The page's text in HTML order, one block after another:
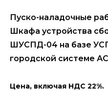
Пуско-наладочные
Шкафа устройства
ШУСПД-04 на базе
городской системе
Цена, включая НДС 22%.